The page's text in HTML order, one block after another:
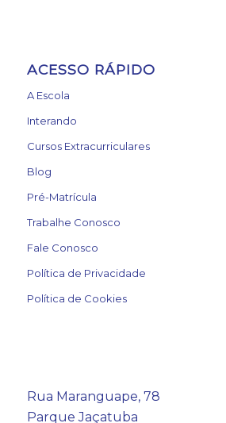
ACESSO RÁPIDO
A Escola
Interando
Cursos Extracurriculares
Blog
Pré-Matrícula
Trabalhe Conosco
Fale Conosco
Política de Privacidade
Política de Cookies
Rua Maranguape, 78
Parque Jaçatuba